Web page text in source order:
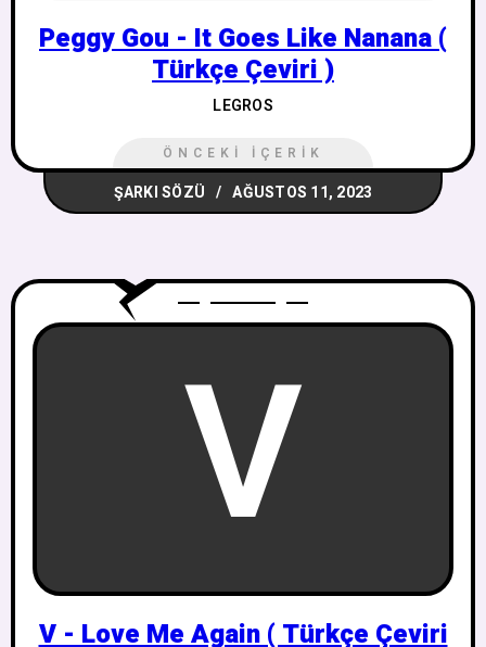
Peggy Gou - It Goes Like Nanana (
Türkçe Çeviri )
LEGROS
ÖNCEKI İÇERIK
ŞARKI SÖZÜ AĞUSTOS 11, 2023
V
V - Love Me Again ( Türkçe Çeviri